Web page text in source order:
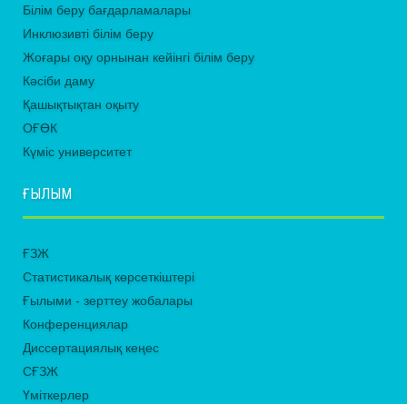
Білім беру бағдарламалары
Инклюзивті білім беру
Жоғары оқу орнынан кейінгі білім беру
Кәсіби даму
Қашықтықтан оқыту
ОҒӨК
Күміс университет
ҒЫЛЫМ
ҒЗЖ
Статистикалық көрсеткіштері
Ғылыми - зерттеу жобалары
Конференциялар
Диссертациялық кеңес
СҒЗЖ
Үміткерлер